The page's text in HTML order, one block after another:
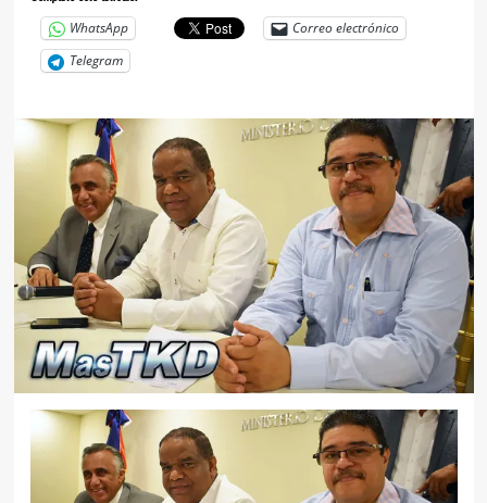
WhatsApp
Correo electrónico
Telegram